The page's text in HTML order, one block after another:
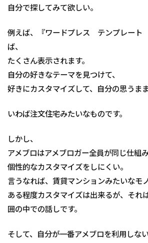
自分で探してみて欲しい。
例えば、『ワードプレス テンプレート
ば、
たくさん表示されます。
自分の好きなテーマを見つけて、
好きにカスタマイズして、自分の思うまま
いわば注文住宅みたいなものです。
しかし、
アメブロはアメブロガー全員が同じ仕組
個性的なカスタマイズをしにくい。
言うなれば、賃貸マンションみたいなモノ
ある程度カスタマイズは出来るが、それ
囲の中での話しです。
そして、自分が一番アメブロを利用しな